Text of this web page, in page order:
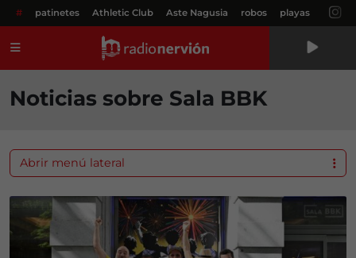
# patinetes Athletic Club Aste Nagusia robos playas
Noticias sobre Sala BBK
Abrir menú lateral